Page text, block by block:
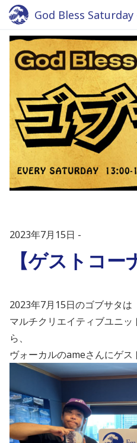
God Bless
2023年7月15日
【ゲストコ
2023年7月15日のゴブサタは
マルチクリエイティブユニ
ら、
ヴォーカルのameさんにゲス